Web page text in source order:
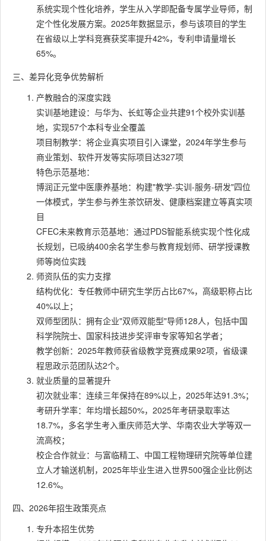
系统实现个性化培养，学生从入学即配备专属学业导师，制
定个性化发展方案。2025年数据显示，参与该项目的学生
在省级以上学科竞赛获奖率提升42%，专利申请量增长
65%。
三、差异化竞争优势解析
产教融合的深度实践
实训基地建设：与华为、长虹等企业共建91个校外实训基
地，实现57个本科专业全覆盖
项目制教学：将企业真实项目引入课堂，2024年学生参与
商业策划、软件开发等实际项目达327项
特色示范基地：
博润正元堂中医康养基地：构建"教学-实训-服务-研发"四位
一体模式，学生参与养生茶饮研发、健康档案建立等真实项
目
CFEC未来教育示范基地：通过PDS智能系统实现个性化成
长规划，已吸纳400余名学生参与教育规划师、研学授课教
师等岗位实践
师资队伍的实力支撑
结构优化：专任教师中研究生学历占比67%，高级职称占比
40%以上；
双师型团队：拥有企业"双师双能型"导师128人，包括中国
科学院院士、国家科技进步奖评审专家等知名学者；
教学创新：2025年教师获省级教学竞赛成果92项，省级课
程思政示范团队达2个。
就业质量的显著提升
初次就业率：连续三年保持在89%以上，2025年达91.3%；
考研升学率：年均增长超50%，2025年考研录取率达
18.7%，多名学生考入重庆师范大学、华南农业大学等双一
流高校；
校企合作就业：与富临精工、中国工程物理研究院等单位建
立人才输送机制，2025年毕业生进入世界500强企业比例达
12.6%。
四、2026年招生政策亮点
专升本招生优势